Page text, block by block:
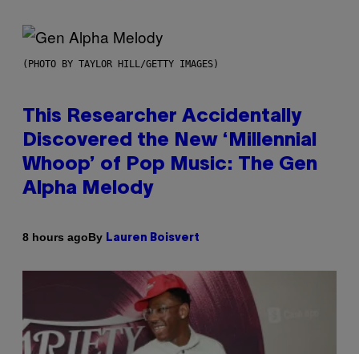
(PHOTO BY TAYLOR HILL/GETTY IMAGES)
This Researcher Accidentally
Discovered the New ‘Millennial
Whoop’ of Pop Music: The Gen
Alpha Melody
8 hours agoBy Lauren Boisvert